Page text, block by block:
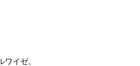
イゼ。